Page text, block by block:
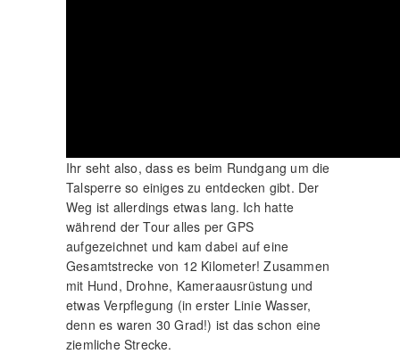
Ihr seht also, dass es beim Rundgang um die
Talsperre so einiges zu entdecken gibt. Der
Weg ist allerdings etwas lang. Ich hatte
während der Tour alles per GPS
aufgezeichnet und kam dabei auf eine
Gesamtstrecke von 12 Kilometer! Zusammen
mit Hund, Drohne, Kameraausrüstung und
etwas Verpflegung (in erster Linie Wasser,
denn es waren 30 Grad!) ist das schon eine
ziemliche Strecke.